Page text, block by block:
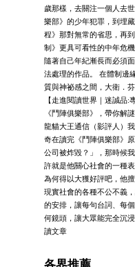
歲那樣，去關注一個人去
樂部》的少年犯罪，到埋
程》那對無常的省思，再
制》更具可看性的中年危
隨著自己年紀漸長而必須
法處理的作品。 在體制邊
質與神祕感之間，大衛．
【走進閱讀世界｜迷誠品:
《鬥陣俱樂部》，帶你解
龍貓大王通信（影評人）
奇在讀完《鬥陣俱樂部》
公司被炸毀？」，那時候
許就是他關心社會的一種
為何得以大獲好評吧，他
現實社會的各種不公不義
的安排，讓每句台詞、每
何鏡頭，讓大眾能完全沉
讀文章